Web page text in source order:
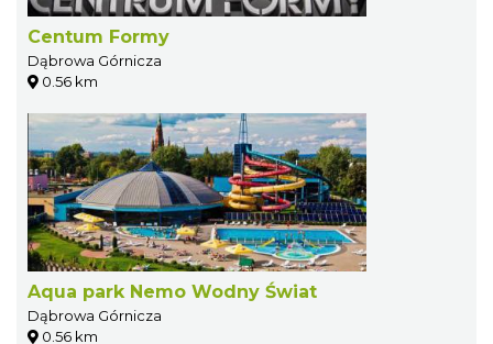
Centum Formy
Dąbrowa Górnicza
0.56 km
Aqua park Nemo Wodny Świat
Dąbrowa Górnicza
0.56 km